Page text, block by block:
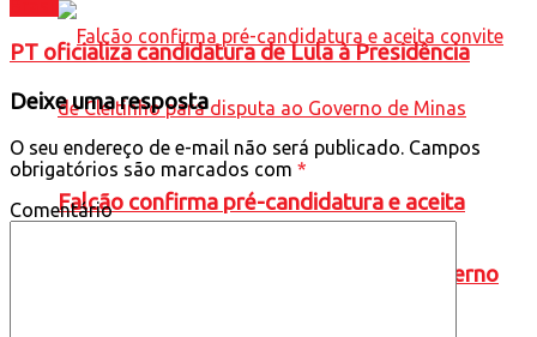
Falcão confirma pré-candidatura e aceita
convite de Cleitinho para disputa ao Governo
PT oficializa candidatura de Lula à Presidência
Deixe uma resposta
O seu endereço de e-mail não será publicado. Campos
obrigatórios são marcados com *
Comentário